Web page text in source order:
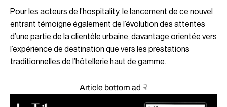
Pour les acteurs de l’hospitality, le lancement de ce nouvel
entrant témoigne également de l’évolution des attentes
d’une partie de la clientèle urbaine, davantage orientée vers
l’expérience de destination que vers les prestations
traditionnelles de l’hôtellerie haut de gamme.
Article bottom ad ☟